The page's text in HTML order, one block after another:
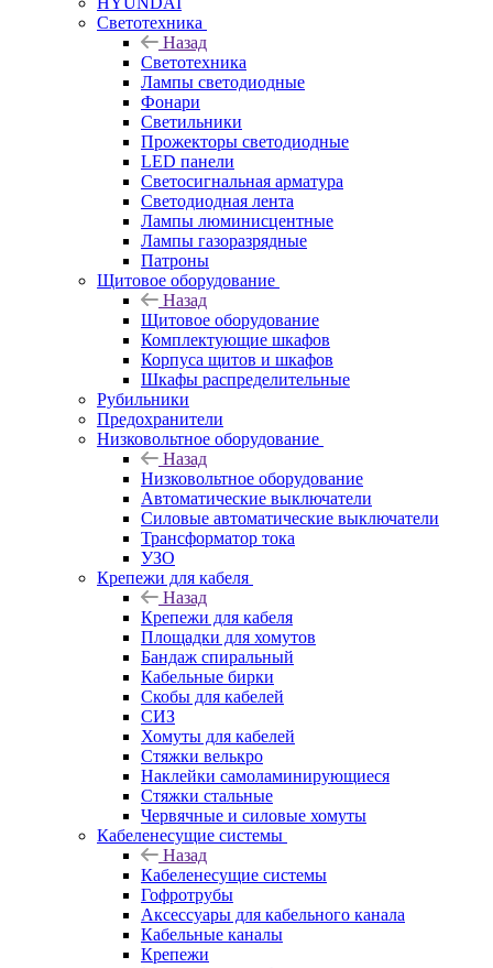
Светотехника
Назад
Светотехника
Лампы светодиодные
Фонари
Светильники
Прожекторы светодиодные
LED панели
Светосигнальная арматура
Светодиодная лента
Лампы люминисцентные
Лампы газоразрядные
Патроны
Щитовое оборудование
Назад
Щитовое оборудование
Комплектующие шкафов
Корпуса щитов и шкафов
Шкафы распределительные
Рубильники
Предохранители
Низковольтное оборудование
Назад
Низковольтное оборудование
Автоматические выключатели
Силовые автоматические выключатели
Трансформатор тока
УЗО
Крепежи для кабеля
Назад
Крепежи для кабеля
Площадки для хомутов
Бандаж спиральный
Кабельные бирки
Cкобы для кабелей
СИЗ
Хомуты для кабелей
Стяжки велькро
Наклейки самоламинирующиеся
Стяжки стальные
Червячные и силовые хомуты
Кабеленесущие системы
Назад
Кабеленесущие системы
Гофротрубы
Аксессуары для кабельного канала
Кабельные каналы
Крепежи